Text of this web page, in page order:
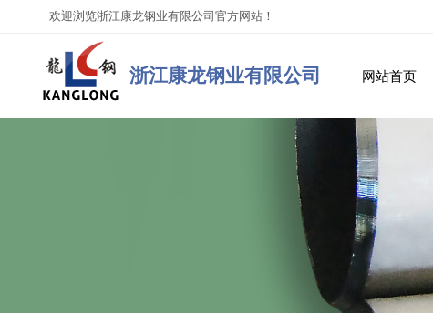
欢迎浏览浙江康龙钢业有限公司官方网站！
浙江康龙钢业有限公司 网站首页